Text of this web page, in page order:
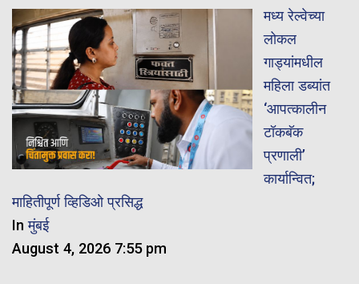
मध्य रेल्वेच्या
लोकल
गाड्यांमधील
महिला डब्यांत
‘आपत्कालीन
टॉकबॅक
प्रणाली’
कार्यान्वित;
माहितीपूर्ण व्हिडिओ प्रसिद्ध
Inमुंबई
August 4, 2026 7:55 pm